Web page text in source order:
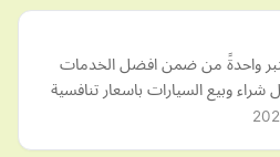
واحدةً من ضمن افضل الخدمات
وبيع السيارات باسعار تنافسية